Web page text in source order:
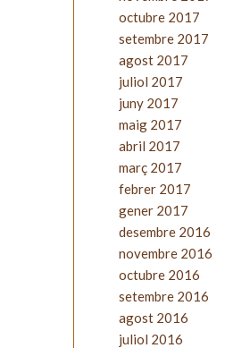
octubre 2017
setembre 2017
agost 2017
juliol 2017
juny 2017
maig 2017
abril 2017
març 2017
febrer 2017
gener 2017
desembre 2016
novembre 2016
octubre 2016
setembre 2016
agost 2016
juliol 2016